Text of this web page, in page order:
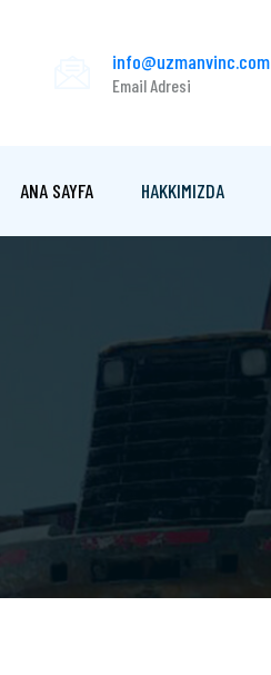
info@uzmanvinc.com
Email Adresi
ANA SAYFA HAKKIMIZDA